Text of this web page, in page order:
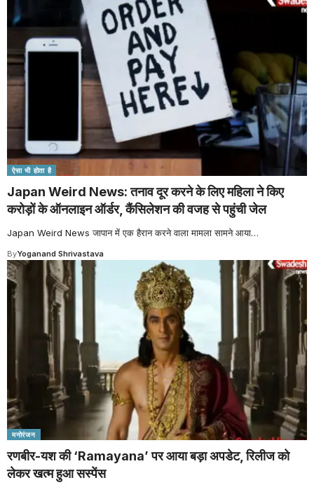
ऐसा भी होता है
Japan Weird News: तनाव दूर करने के लिए महिला ने किए
करोड़ों के ऑनलाइन ऑर्डर, कैंसिलेशन की वजह से पहुंची जेल
Japan Weird News जापान में एक हैरान करने वाला मामला सामने आया…
ByYoganand Shrivastava
मनोरंजन
रणबीर-यश की ‘Ramayana’ पर आया बड़ा अपडेट, रिलीज को
लेकर खत्म हुआ सस्पेंस